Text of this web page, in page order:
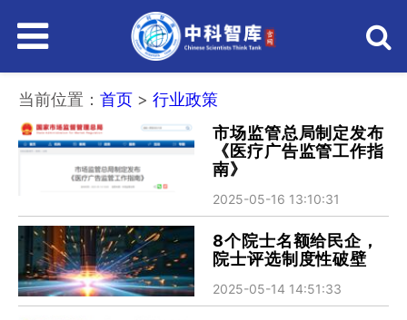
主
菜
当前位置： 首页 > 行业政策
市场监管总局制定发布
《医疗广告监管工作指
南》
2025-05-16 13:10:31
8个院士名额给民企，
院士评选制度性破壁
2025-05-14 14:51:33